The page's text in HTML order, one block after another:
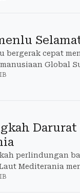
bergerak cepat
Global
perlindungan
Mediterania